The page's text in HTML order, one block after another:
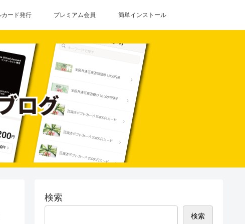
カード発行 プレミアム会員 簡単インストール
検索
検索